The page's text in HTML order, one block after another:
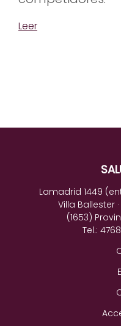
Leer
Lamadrid 1449
Villa Ballester
(1653)
Tel.: